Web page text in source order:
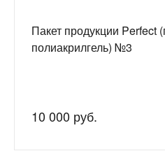
Пакет продукции Perfect
полиакрилгель) №3
10 000 руб.